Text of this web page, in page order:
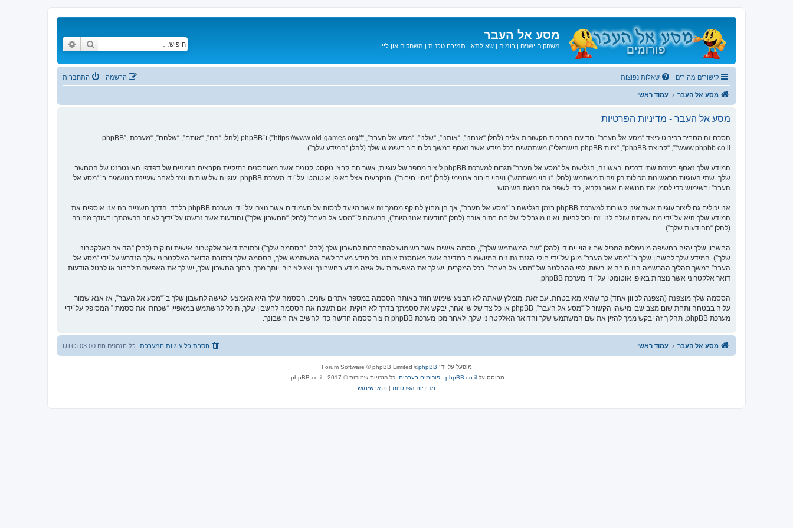
מסע אל העבר
משחקים ישנים | רומים | שאילתא | תמיכה טכנית | משחקים און ליין חיפוש
קישורים מהירים שאלות נפוצות התחברות הרשמה
מסע אל העבר עמוד ראשי
מסע אל העבר - מדיניות הפרטיות
הסכם זה מסביר בפירוט כיצד “מסע אל העבר” יחד עם החברות הקשורות אליה (להלן “אנחנו”, “אותנו”, “שלנו”, “מסע אל העבר”, “https://www.old-games.org/f”) ו־phpBB (להלן “הם”, “אותם”, “שלהם”, “מערכת phpBB”,
“www.phpbb.co.il”, “קבוצת phpBB”, “צוות phpBB הישראלי”) משתמשים בכל מידע אשר נאסף במשך כל חיבור בשימוש שלך (להלן “המידע שלך”).
המידע שלך נאסף בעזרת שתי דרכים. ראשונה, הגלישה אל “מסע אל העבר” תגרום למערכת phpBB ליצור מספר של עוגיות, אשר הם קבצי טקסט קטנים אשר מאוחסנים בתיקיית הקבצים הזמניים של דפדפן האינטרנט של המחשב
שלך. שתי העוגיות הראשונות מכילות רק זיהות משתמש (להלן “זיהוי משתמש”) וזיהוי חיבור אנונימי (להלן “זיהוי חיבור”), הנקבעים אצל באופן אוטומטי על־ידי מערכת phpBB. עוגייה שלישית תיווצר לאחר שעיינת בנושאים ב־“מסע אל
העבר” ובשימוש כדי לסמן את הנושאים אשר נקראו, כדי לשפר את הנאת השימוש.
אנו יכולים גם ליצור עוגיות אשר אינן קשורות למערכת phpBB בזמן הגלישה ב־“מסע אל העבר”, אך הן מחוץ להיקף מסמך זה אשר מיועד לכסות על העמודים אשר נוצרו על־ידי מערכת phpBB בלבד. הדרך השנייה בה אנו אוספים את
המידע שלך היא על־ידי מה שאתה שולח לנו. זה יכול להיות, ואינו מוגבל ל: שליחה בתור אורח (להלן “הודעות אנונימיות”), הרשמה ל־“מסע אל העבר” (להלן “החשבון שלך”) והודעות אשר נרשמו על־ידיך לאחר הרשמתך ובעודך מחובר
(להלן “ההודעות שלך”).
החשבון שלך יהיה בחשיפה מינימלית המכיל שם זיהוי ייחודי (להלן “שם המשתמש שלך”), ססמה אישית אשר בשימוש להתחברות לחשבון שלך (להלן “הססמה שלך”) וכתובת דואר אלקטרוני אישית וחוקית (להלן “הדואר האלקטרוני
שלך”). המידע שלך לחשבון שלך ב־“מסע אל העבר” מוגן על־ידי חוקי הגנת נתונים המיושמים במדינה אשר מאחסנת אותנו. כל מידע מעבר לשם המשתמש שלך, הססמה שלך וכתובת הדואר האלקטרוני שלך הנדרש על־ידי “מסע אל
העבר” במשך תהליך ההרשמה הנו חובה או רשות, לפי ההחלטה של “מסע אל העבר”. בכל המקרים, יש לך את האפשרות של איזה מידע בחשבונך יוצג לציבור. יותך מכך, בתוך החשבון שלך, יש לך את האפשרות לבחור או לבטל הודעות
דואר אלקטרוני אשר נוצרות באופן אוטומטי על־ידי מערכת phpBB.
הססמה שלך מוצפנת (הצפנה לכיוון אחד) כך שהיא מאובטחת. עם זאת, מומלץ שאתה לא תבצע שימוש חוזר באותה הססמה במספר אתרים שונים. הססמה שלך היא האמצעי לגישה לחשבון שלך ב־“מסע אל העבר”, אז אנא שמור
עליה בבטחה ותחת שום מצב שבו מישהו הקשור ל־“מסע אל העבר”, phpBB או כל צד שלישי אחר, יבקש את ססמתך בדרך לא חוקית. אם תשכח את הססמה לחשבון שלך, תוכל להשתמש במאפיין “שכחתי את ססמתי” המסופק על־ידי
מערכת phpBB. תהליך זה יבקש ממך להזין את שם המשתמש שלך והדואר האלקטרוני שלך, לאחר מכן מערכת phpBB תיצור ססמה חדשה כדי להשיב את חשבונך.
מסע אל העבר עמוד ראשי כל הזמנים הם UTC+03:00 הסרת כל עוגיות המערכת
מופעל על ידי phpBB
® Forum Software © phpBB Limited
מבוסס עלphpBB.co.il - פורומים בעברית
. כל הזכויות שמורות © 2017 - phpBB.co.il.
מדיניות הפרטיות | תנאי שימוש